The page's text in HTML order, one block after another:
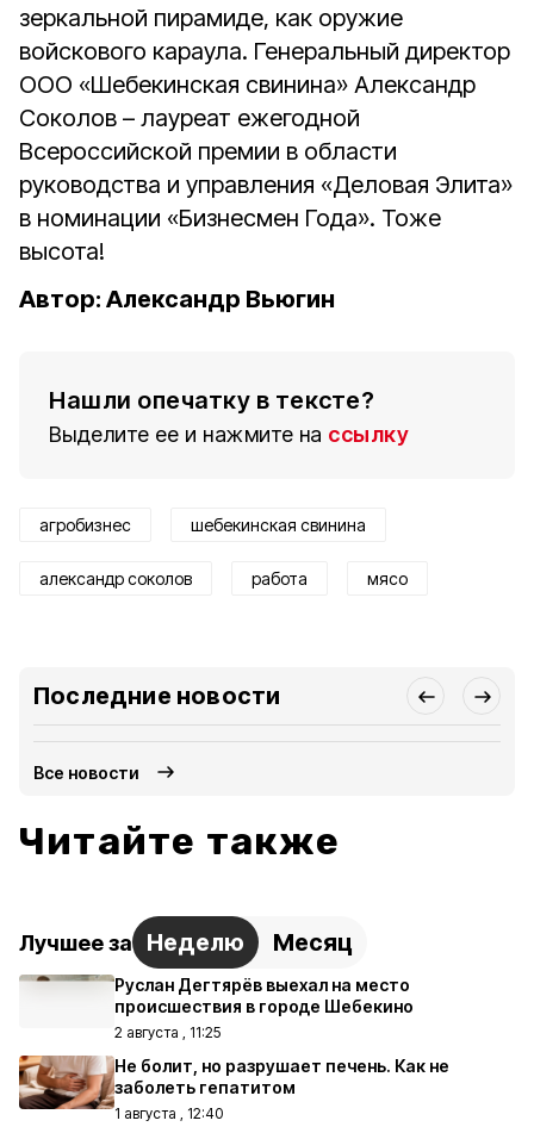
зеркальной пирамиде, как оружие
войскового караула. Генеральный директор
ООО «Шебекинская свинина» Александр
Соколов – лауреат ежегодной
Всероссийской премии в области
руководства и управления «Деловая Элита»
в номинации «Бизнесмен Года». Тоже
высота!
Автор: Александр Вьюгин
Нашли опечатку в тексте?
Выделите ее и нажмите на ссылку
агробизнес шебекинская свинина
александр соколов работа мясо
Последние новости
Все новости
Читайте также
Лучшее за Неделю Месяц
Руслан Дегтярёв выехал на место
происшествия в городе Шебекино
2 августа , 11:25
Не болит, но разрушает печень. Как не
заболеть гепатитом
1 августа , 12:40